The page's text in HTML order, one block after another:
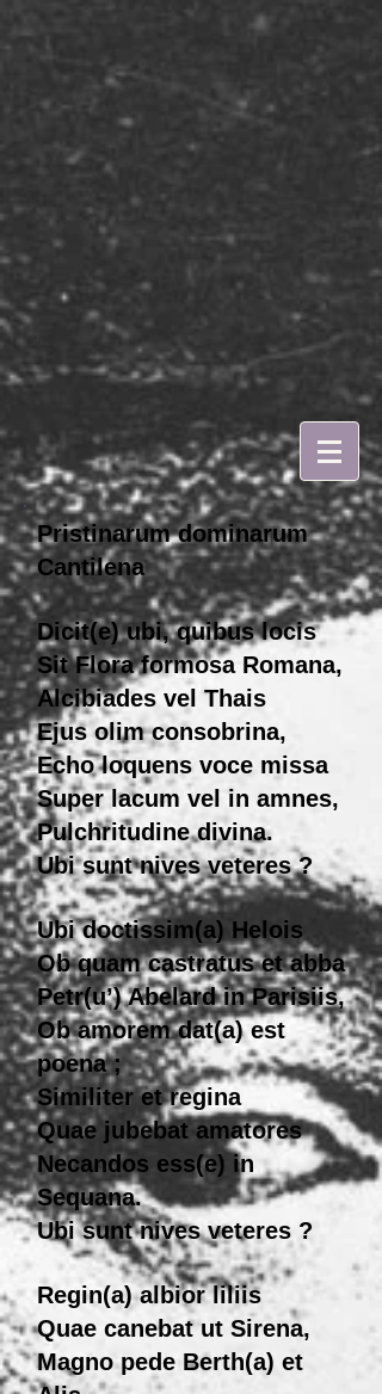
Pristinarum dominarum
Cantilena
Dicit(e) ubi, quibus locis
Sit Flora formosa Romana,
Alcibiades vel Thais
Ejus olim consobrina,
Echo loquens voce missa
Super lacum vel in amnes,
Pulchritudine divina.
Ubi sunt nives veteres ?
Ubi doctissim(a) Helois
Ob quam castratus et abba
Petr(u’) Abelard in Parisiis,
Ob amorem dat(a) est
poena ;
Similiter et regina
Quae jubebat amatores
Necandos ess(e) in
Sequana.
Ubi sunt nives veteres ?
Regin(a) albior liliis
Quae canebat ut Sirena,
Magno pede Berth(a) et